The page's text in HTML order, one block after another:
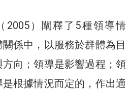
2005）闡釋了5種領導情
係中，以服務於群體為目
向；領導是影響過程；領
根據情況而定的，作出適